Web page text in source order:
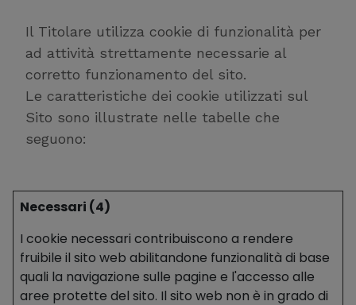
Il Titolare utilizza cookie di funzionalità per
ad attività strettamente necessarie al
corretto funzionamento del sito.
Le caratteristiche dei cookie utilizzati sul
Sito sono illustrate nelle tabelle che
seguono:
Necessari (4)
I cookie necessari contribuiscono a rendere
fruibile il sito web abilitandone funzionalità di base
quali la navigazione sulle pagine e l'accesso alle
aree protette del sito. Il sito web non è in grado di